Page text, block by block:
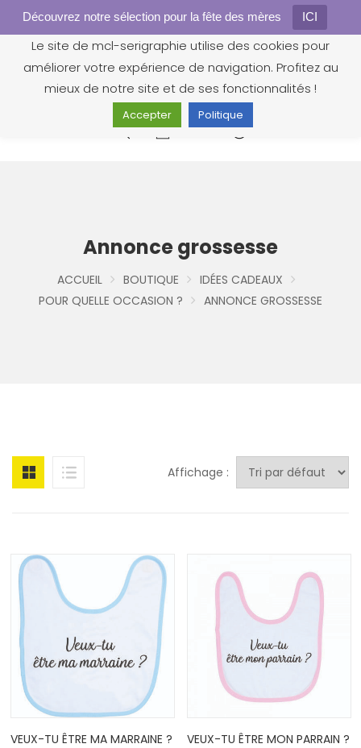
Découvrez notre sélection pour la fête des mères ICI
0
Annonce grossesse
ACCUEIL BOUTIQUE
IDÉES CADEAUX
POUR QUELLE OCCASION ?
ANNONCE GROSSESSE
Affichage :
VEUX-TU ÊTRE MA MARRAINE ? VEUX-TU ÊTRE MON PARRAIN ?
Gestion des cookies
Le site de mcl-serigraphie utilise des cookies pour
améliorer votre expérience de navigation. Profitez au
mieux de notre site et de ses fonctionnalités !
Accepter Politique